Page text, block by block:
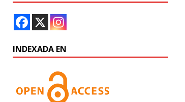
INDEXADA EN